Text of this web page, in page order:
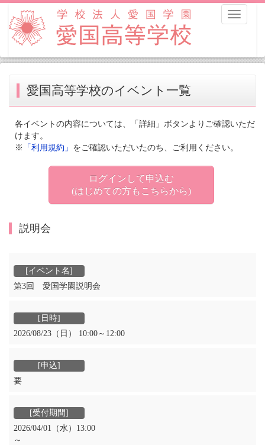
Toggle
愛国高等学校のイベント一覧
各イベントの内容については、「詳細」ボタンよりご確認いただ
けます。
※
「利用規約」 をご確認いただいたのち、ご利用ください。
ログインして申込む
(はじめての方もこちらから)
説明会
第3回 愛国学園説明会
2026/08/23（日） 10:00～12:00
要
2026/04/01（水）13:00
～